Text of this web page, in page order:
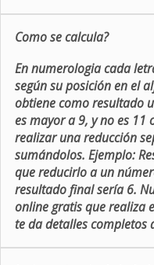
Como se calcula?
En numerologia cada
según su posición en el
obtiene como resultado
es mayor a 9, y no es 11
realizar una reducción
sumándolos. Ejemplo:
que reducirlo a un
resultado final sería 6.
online gratis que realiza
te da detalles completos